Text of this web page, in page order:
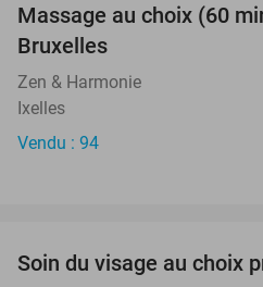
Massage au choix (60
Bruxelles
Zen & Harmonie
Ixelles
Vendu : 94
Soin du visage au choix